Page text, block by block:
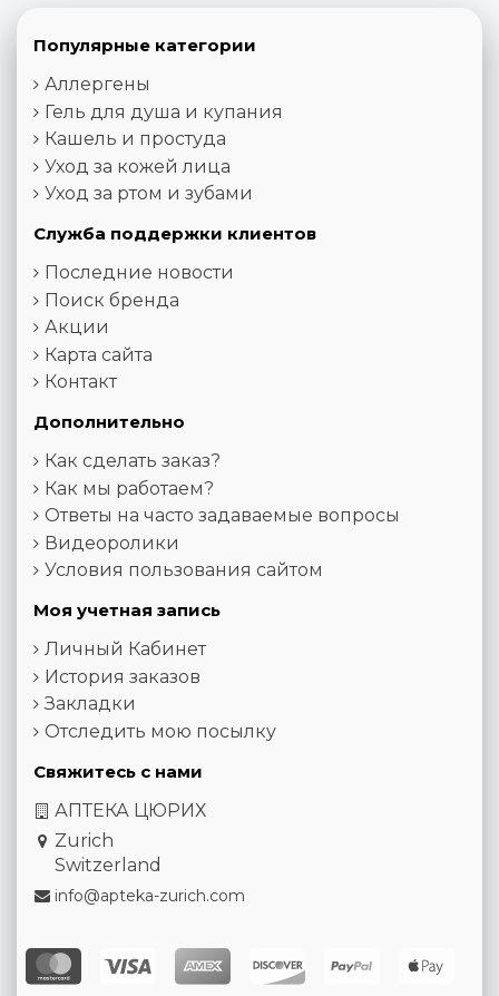
Популярные категории
Аллергены
Гель для душа и купания
Кашель и простуда
Уход за кожей лица
Уход за ртом и зубами
Служба поддержки клиентов
Последние новости
Поиск бренда
Акции
Карта сайта
Контакт
Дополнительно
Как сделать заказ?
Как мы работаем?
Ответы на часто задаваемые вопросы
Видеоролики
Условия пользования сайтом
Моя учетная запись
Личный Кабинет
История заказов
Закладки
Отследить мою посылку
Свяжитесь с нами
АПТЕКА ЦЮРИХ
Zurich
Switzerland
info@apteka-zurich.com